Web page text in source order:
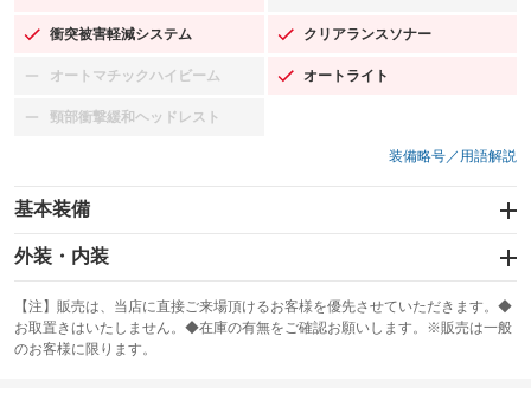
衝突被害軽減システム
：装備あり クリアランスソナー
：装備あり
オートマチックハイビーム
：装備なし オートライト
：装備あり
頸部衝撃緩和ヘッドレスト
：装備なし
装備略号／用語解説
基本装備
エアバッグ：運転席/助手席/サイド
：装備あり
：装備なし
サンルーフ
：装備あり ABS
外装・内装
カーナビ：メモリーナビ他
：装備あり
TV
：装備なし
【注】販売は、当店に直接ご来場頂けるお客様を優先させていただきます。◆
お取置きはいたしません。◆在庫の有無をご確認お願いします。※販売は一般
のお客様に限ります。